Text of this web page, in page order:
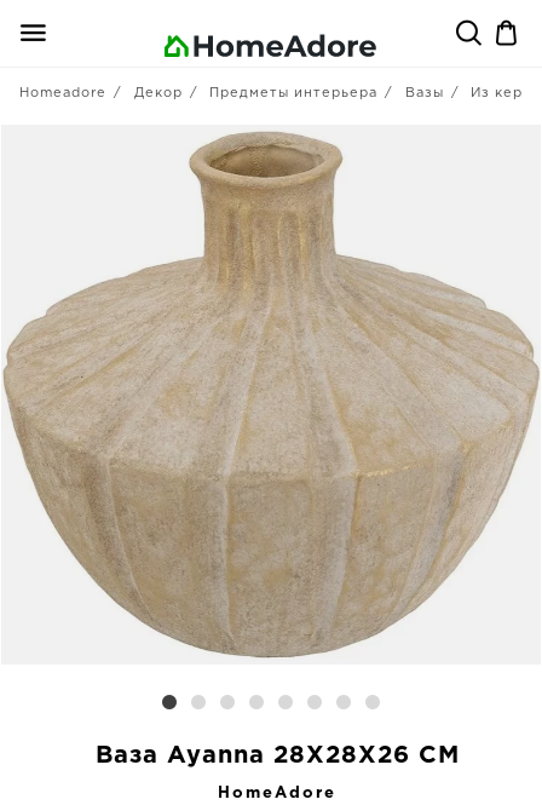
Homeadore Декор Предметы интерьера Вазы Из
Ваза Ayanna 28X28X26 CM
HomeAdore